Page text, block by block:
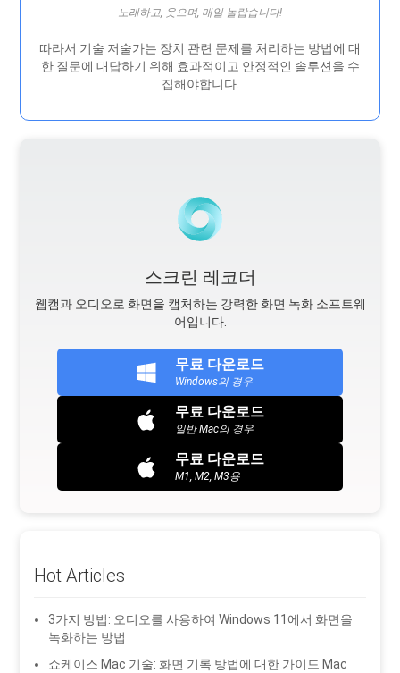
노래하고, 웃으며, 매일 놀랍습니다!
따라서 기술 저술가는 장치 관련 문제를 처리하는 방법에 대
한 질문에 대답하기 위해 효과적이고 안정적인 솔루션을 수
집해야합니다.
스크린 레코더
웹캠과 오디오로 화면을 캡처하는 강력한 화면 녹화 소프트웨
어입니다.
무료 다운로드
Windows의 경우
무료 다운로드
일반 Mac의 경우
무료 다운로드
M1, M2, M3용
Hot Articles
3가지 방법: 오디오를 사용하여 Windows 11에서 화면을
녹화하는 방법
쇼케이스 Mac 기술: 화면 기록 방법에 대한 가이드 Mac